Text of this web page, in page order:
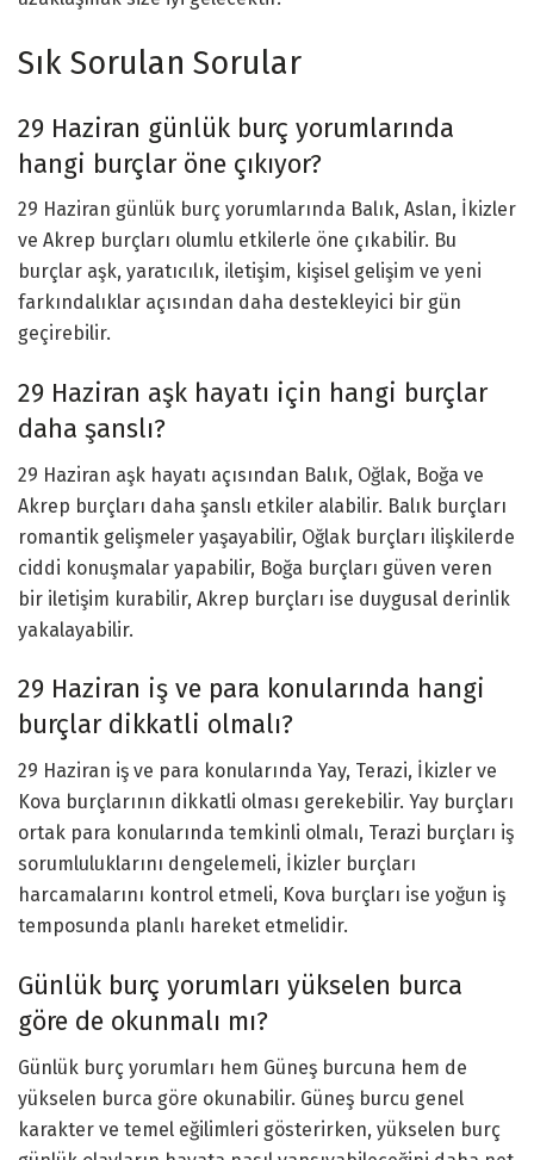
Sık Sorulan Sorular
29 Haziran günlük burç yorumlarında
hangi burçlar öne çıkıyor?
29 Haziran günlük burç yorumlarında Balık, Aslan, İkizler
ve Akrep burçları olumlu etkilerle öne çıkabilir. Bu
burçlar aşk, yaratıcılık, iletişim, kişisel gelişim ve yeni
farkındalıklar açısından daha destekleyici bir gün
geçirebilir.
29 Haziran aşk hayatı için hangi burçlar
daha şanslı?
29 Haziran aşk hayatı açısından Balık, Oğlak, Boğa ve
Akrep burçları daha şanslı etkiler alabilir. Balık burçları
romantik gelişmeler yaşayabilir, Oğlak burçları ilişkilerde
ciddi konuşmalar yapabilir, Boğa burçları güven veren
bir iletişim kurabilir, Akrep burçları ise duygusal derinlik
yakalayabilir.
29 Haziran iş ve para konularında hangi
burçlar dikkatli olmalı?
29 Haziran iş ve para konularında Yay, Terazi, İkizler ve
Kova burçlarının dikkatli olması gerekebilir. Yay burçları
ortak para konularında temkinli olmalı, Terazi burçları iş
sorumluluklarını dengelemeli, İkizler burçları
harcamalarını kontrol etmeli, Kova burçları ise yoğun iş
temposunda planlı hareket etmelidir.
Günlük burç yorumları yükselen burca
göre de okunmalı mı?
Günlük burç yorumları hem Güneş burcuna hem de
yükselen burca göre okunabilir. Güneş burcu genel
karakter ve temel eğilimleri gösterirken, yükselen burç